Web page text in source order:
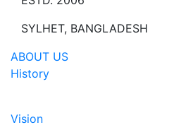
SYLHET, BANGLADESH
ABOUT US
History
Vision